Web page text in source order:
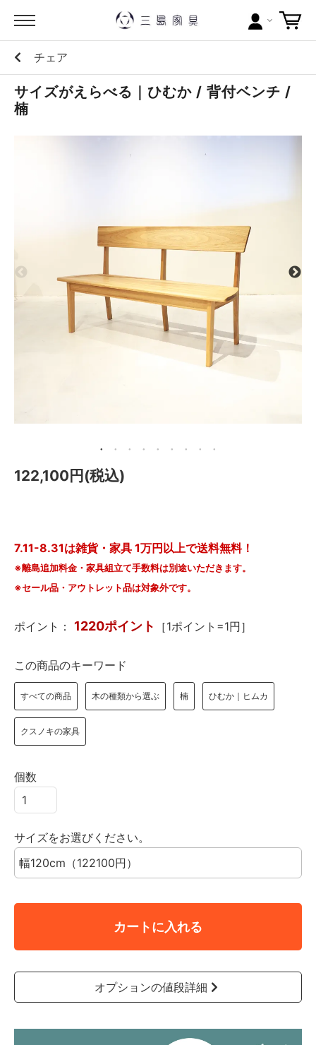
カテゴリー
ブランドから探す
ポイントについて
ラッピングについて
メールマガジン
チェア
サイズがえらべる｜ひむか / 背付ベンチ /
楠
122,100円(税込)
7.11-8.31は雑貨・家具 1万円以上で送料無料！
※離島追加料金・家具組立て手数料は別途いただきます。
※セール品・アウトレット品は対象外です。
ポイント： 1220ポイント ［1ポイント=1円］
この商品のキーワード
すべての商品 木の種類から選ぶ 楠 ひむか｜ヒムカ
クスノキの家具
個数
サイズをお選びください。
カートに入れる
オプションの値段詳細